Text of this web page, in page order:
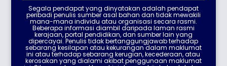
Segala pendapat yang dinyatakan adalah pendapat
peribadi penulis sumber asal bahan dan tidak mewakili
mana-mana individu atau organisasi secara rasmi.
Beberapa informasi diambil daripada laman rasmi
kerajaan, portal pendidikan, dan sumber lain yang
dipercayai. Penulis tidak bertanggungjawab terhadap
sebarang kesilapan atau kekurangan dalam maklumat
ini atau terhadap sebarang kerugian, kecederaan, atau
kerosakan yang dialami akibat penggunaan maklumat